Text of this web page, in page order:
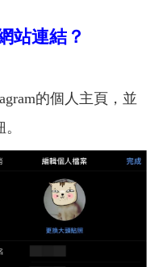
站連結？
的個人主頁，並